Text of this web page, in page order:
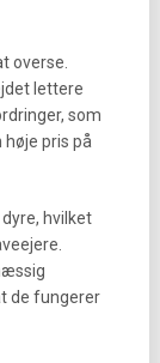
overse.
lettere
som
høje pris på
hvilket
de fungerer